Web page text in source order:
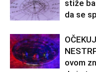
stiže
da se
ovom